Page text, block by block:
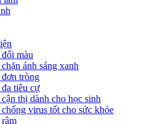
màu
ánh sáng xanh
tròng
tiêu cự
thị dành cho học sinh
virus tốt cho sức khỏe